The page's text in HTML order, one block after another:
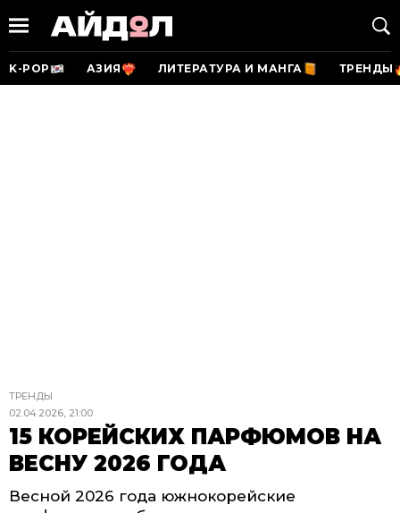
K-POP АЗИЯ ЛИТЕРАТУРА И МАНГА ТРЕНДЫ
ТРЕНДЫ
02.04.2026, 21:00
15 КОРЕЙСКИХ ПАРФЮМОВ НА
ВЕСНУ 2026 ГОДА
Весной 2026 года южнокорейские